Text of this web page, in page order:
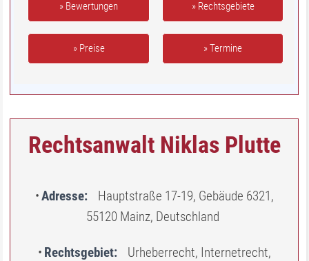
» Bewertungen » Rechtsgebiete
» Preise » Termine
Rechtsanwalt Niklas Plutte
Adresse
Hauptstraße 17-19, Gebäude 6321,
55120 Mainz, Deutschland
Rechtsgebiet
Urheberrecht, Internetrecht,